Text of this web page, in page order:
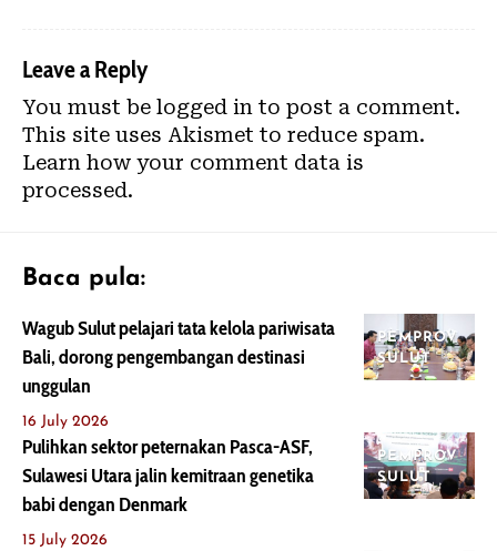
Leave a Reply
You must be logged in to post a comment.
This site uses Akismet to reduce spam.
Learn how your comment data is
processed.
Baca pula:
PEMPROV
SULUT
Wagub Sulut pelajari tata kelola pariwisata
Bali, dorong pengembangan destinasi
unggulan
16 July 2026
PEMPROV
SULUT
Pulihkan sektor peternakan Pasca-ASF,
Sulawesi Utara jalin kemitraan genetika
babi dengan Denmark
15 July 2026